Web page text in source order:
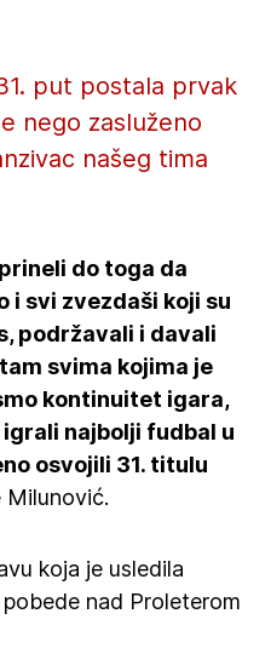
put postala prvak
nego zasluženo
našeg tima
do toga da
i svi zvezdaši koji su
podržavali i davali
svima kojima je
kontinuitet igara,
najbolji fudbal u
osvojili 31. titulu
Milunović.
koja je usledila
nad Proleterom